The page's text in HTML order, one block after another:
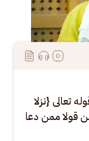
- 7 - من قوله تعالى {نزلا
أحسن قولا ممن دعا